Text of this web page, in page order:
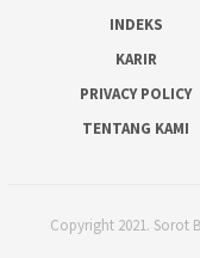
INDEKS
KARIR
PRIVACY POLICY
TENTANG KAMI
Copyright 2021. Sorot